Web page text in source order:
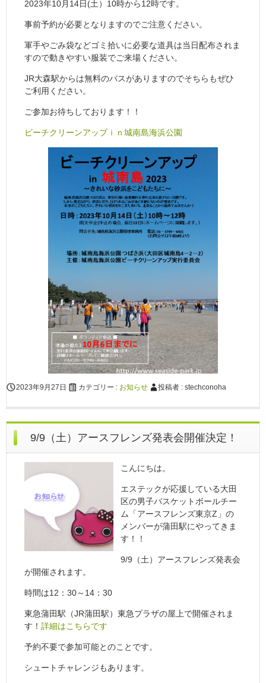
2023年10月14日(土）10時から12時です。
事前予約が必要となりますのでご注意ください。
軍手やごみ袋などゴミ拾いに必要な道具は当日配布されま
すので動きやすい服装でご来場ください。
JR大森駅からは無料のバスがありますのでそちらもぜひ
ご利用ください。
ご参加お待ちしております！！
ビーチクリーンアップｉｎ城南島海浜公園
2023年9月27日 カテゴリー : お知らせ 投稿者 : stechconoha
9/9（土）アースフレンズ発表会開催決定！
こんにちは。
エステックが応援している大田
区の男子バスケットボールチー
ム「アースフレンズ東京Z」の
メンバーが蒲田駅にやってきま
す！！
9/9（土）アースフレンズ発表会
が開催されます。
時間は12：30～14：30
東急蒲田駅（JR蒲田駅）東急プラザの屋上で開催されま
す！ 詳細はこちらです
予約不要で参加可能とのことです。
シュートチャレンジもあります。